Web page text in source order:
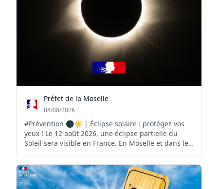
Préfet de la Moselle
08/08/2026
#Prévention 🌑☀️ | Éclipse solaire : protégez vos
yeux ! Le 12 août 2026, une éclipse partielle du
Soleil sera visible en France. En Moselle et dans le
atteindre environ 70 %. ⚠️ Pour observer ce
phénomène en toute sécurité, il est indispensable
d'util...